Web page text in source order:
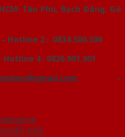
Tân Phú, Bạch Đằng, Gò
Hotline 2 : 0834.300.300
4 : 0826.901.901
–
HDF